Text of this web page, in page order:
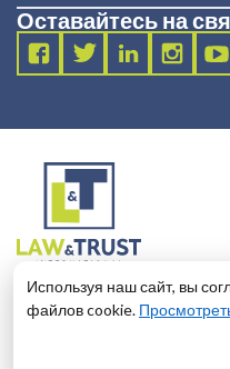
Оставайтесь на
2003 - 2025 LANDT LEGAL LLP
124 City Road, London,
Используя наш сайт, вы
файлов cookie.